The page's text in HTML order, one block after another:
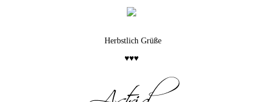
Herbstlich Grüße
♥♥♥